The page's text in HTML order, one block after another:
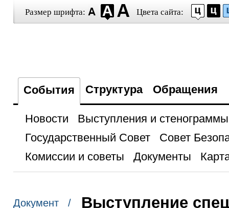
Размер шрифта: Цвета сайта:
События Структура Обращения
Новости
Выступления и стенограммы
Государственный Совет
Совет
Комиссии и советы
Документы
Документ /
Выступление